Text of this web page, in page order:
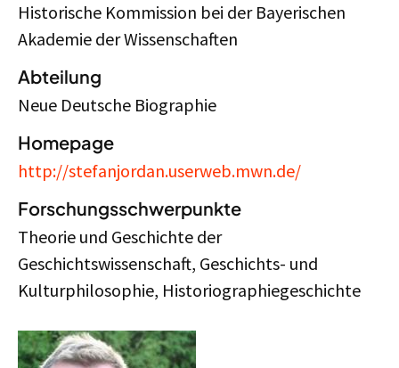
Historische Kommission bei der Bayerischen
Akademie der Wissenschaften
Abteilung
Neue Deutsche Biographie
Homepage
http://stefanjordan.userweb.mwn.de/
Forschungsschwerpunkte
Theorie und Geschichte der
Geschichtswissenschaft, Geschichts- und
Kulturphilosophie, Historiographiegeschichte